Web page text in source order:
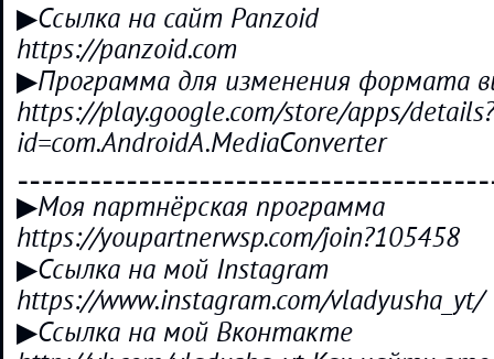
▶Ссылка на сайт Panzoid
https://panzoid.com
▶Программа для изменения формата
https://play.google.com/store/apps/details?
id=com.AndroidA.MediaConverter
▶Моя партнёрская программа
https://youpartnerwsp.com/join?105458
▶Ссылка на мой Instagram
https://www.instagram.com/vladyusha_yt/
▶Ссылка на мой Вконтакте